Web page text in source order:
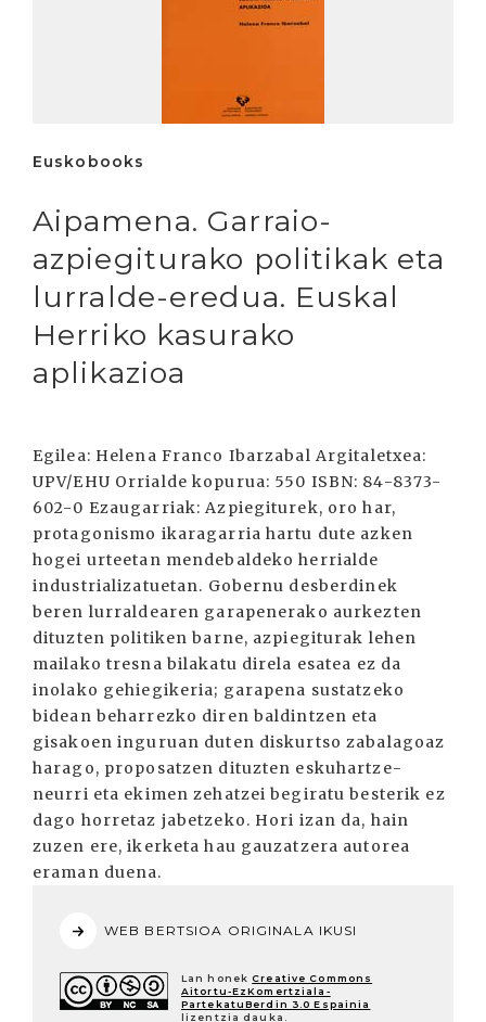
Euskobooks
Aipamena. Garraio-
azpiegiturako politikak eta
lurralde-eredua. Euskal
Herriko kasurako
aplikazioa
Egilea: Helena Franco Ibarzabal Argitaletxea:
UPV/EHU Orrialde kopurua: 550 ISBN: 84-8373-
602-0 Ezaugarriak: Azpiegiturek, oro har,
protagonismo ikaragarria hartu dute azken
hogei urteetan mendebaldeko herrialde
industrializatuetan. Gobernu desberdinek
beren lurraldearen garapenerako aurkezten
dituzten politiken barne, azpiegiturak lehen
mailako tresna bilakatu direla esatea ez da
inolako gehiegikeria; garapena sustatzeko
bidean beharrezko diren baldintzen eta
gisakoen inguruan duten diskurtso zabalagoaz
harago, proposatzen dituzten eskuhartze-
neurri eta ekimen zehatzei begiratu besterik ez
dago horretaz jabetzeko. Hori izan da, hain
zuzen ere, ikerketa hau gauzatzera autorea
eraman duena.
WEB BERTSIOA ORIGINALA IKUSI
Lan honek Creative Commons
Aitortu-EzKomertziala-
PartekatuBerdin 3.0 Espainia
lizentzia dauka.